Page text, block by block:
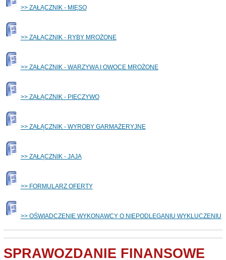
>> ZAŁĄCZNIK - MIĘSO
>> ZAŁĄCZNIK - RYBY MROŻONE
>> ZAŁĄCZNIK - WARZYWA I OWOCE MROŻONE
>> ZAŁĄCZNIK - PIECZYWO
>> ZAŁĄCZNIK - WYROBY GARMAŻERYJNE
>> ZAŁĄCZNIK - JAJA
>> FORMULARZ OFERTY
>> OŚWIADCZENIE WYKONAWCY O NIEPODLEGANIU WYKLUCZENIU
SPRAWOZDANIE FINANSOWE